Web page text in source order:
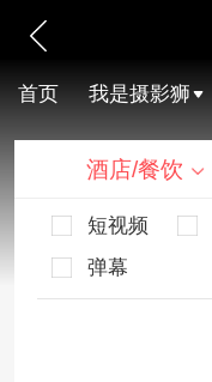
首页 我是摄影狮
酒店/餐饮
短视频
弹幕